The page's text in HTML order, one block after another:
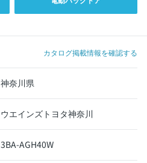
カタログ掲載情報を確認する
神奈川県
ウエインズトヨタ神奈川
3BA-AGH40W